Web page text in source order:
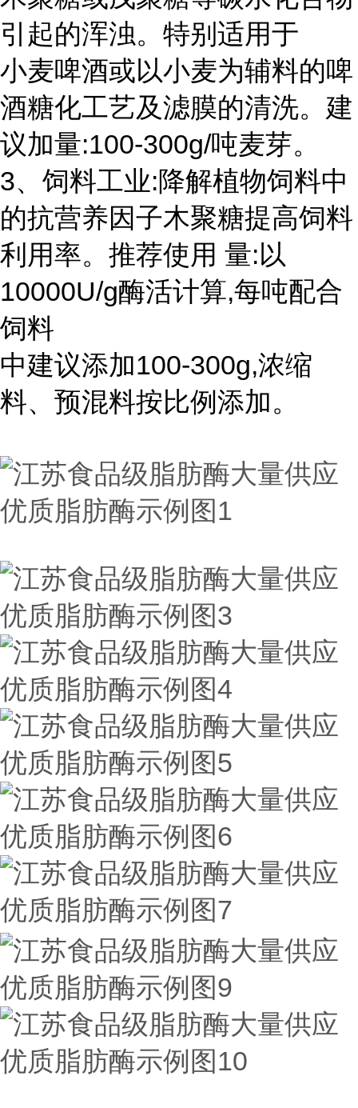
引起的浑浊。特别适用于
小麦啤酒或以小麦为辅料的啤
酒糖化工艺及滤膜的清洗。建
议加量:100-300g/吨麦芽。
3、饲料工业:降解植物饲料中
的抗营养因子木聚糖提高饲料
利用率。推荐使用 量:以
10000U/g酶活计算,每吨配合
饲料
中建议添加100-300g,浓缩
料、预混料按比例添加。